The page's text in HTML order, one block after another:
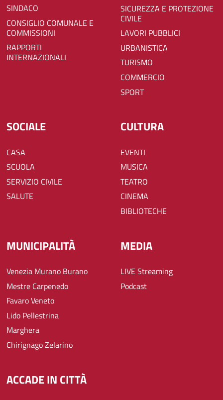
SINDACO
CONSIGLIO COMUNALE E
COMMISSIONI
RAPPORTI
INTERNAZIONALI
SICUREZZA E PROTEZIONE
CIVILE
LAVORI PUBBLICI
URBANISTICA
TURISMO
COMMERCIO
SPORT
SOCIALE
CASA
SCUOLA
SERVIZIO CIVILE
SALUTE
CULTURA
EVENTI
MUSICA
TEATRO
CINEMA
BIBLIOTECHE
MUNICIPALITÀ
Venezia Murano Burano
Mestre Carpenedo
Favaro Veneto
Lido Pellestrina
Marghera
Chirignago Zelarino
MEDIA
LIVE Streaming
Podcast
ACCADE IN CITTÀ